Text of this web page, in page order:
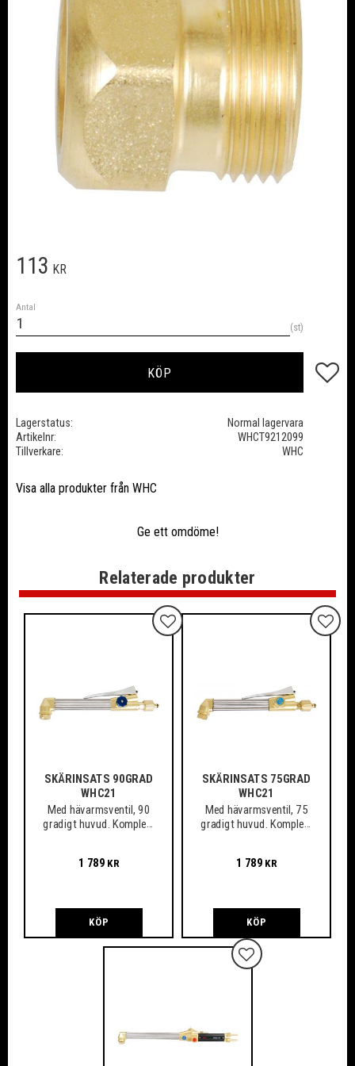
113 KR
Antal
st
KÖP Lägg
Lagerstatus
Normal lagervara
Artikelnr
WHCT9212099
Tillverkare
WHC
Visa alla produkter från WHC
Ge ett omdöme!
Relaterade produkter
SKÄRINSATS 90GRAD
WHC21
Med hävarmsventil, 90
gradigt huvud. Komplett
1 789KR
Lägg till i favoriter
KÖP
SKÄRINSATS 75GRAD
WHC21
Med hävarmsventil, 75
gradigt huvud. Komplett
1 789KR
Lägg
KÖP
Lägg till i favoriter